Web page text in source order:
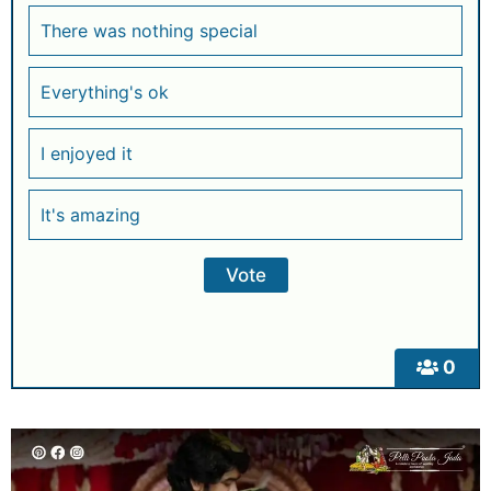
0
There was nothing special
Everything's ok
I enjoyed it
It's amazing